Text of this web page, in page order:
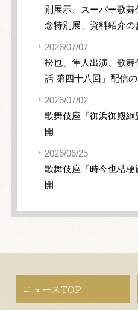
別展示、スーパー歌
念特別展、資料紹介の
2026/07/07
松也、隼人出演、歌
話 第四十八回」配信
2026/07/02
歌舞伎座『御浜御殿
開
2026/06/25
歌舞伎座『時今也桔
開
ニュースTOP